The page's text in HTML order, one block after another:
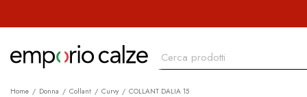
Home Donna Collant Curvy COLLANT DALIA 15